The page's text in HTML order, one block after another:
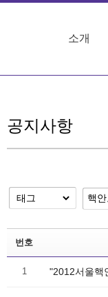
소개
공지사항
번호
1 "2012서울핵